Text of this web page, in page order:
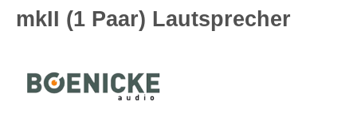
mkII (1 Paar) Lautsprecher